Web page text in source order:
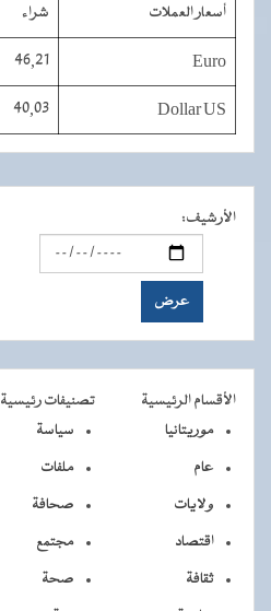
أسعار العملات شراء
Euro
46,21
Dollar US
40,03
الأرشيف:
الأقسام الرئيسية تصنيفات رئيسية
موريتانيا
عام
ولايات
اقتصاد
ثقافة
سياسة
ملفات
صحافة
مجتمع
صحة